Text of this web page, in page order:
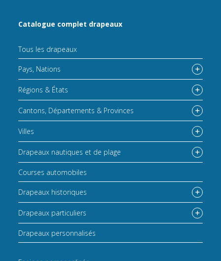
Catalogue complet drapeaux
Tous les drapeaux
Pays, Nations
Régions & États
Cantons, Départements & Provinces
Villes
Drapeaux nautiques et de plage
Courses automobiles
Drapeaux historiques
Drapeaux particuliers
Drapeaux personnalisés